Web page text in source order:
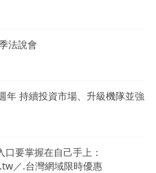
法說會
年 持續投資市場、升級機隊並強
要掌握在自己手上：
／.台灣網域限時優惠